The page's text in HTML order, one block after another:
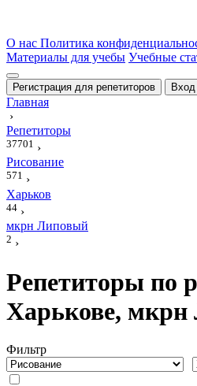
О нас Политика
Материалы для учебы Учебные
Регистрация для репетиторов Вход
Главная
›
Репетиторы
37701 ›
Рисование
571 ›
Харьков
44 ›
мкрн Липовый
2 ›
Репетиторы по
Харькове,
Фильтр